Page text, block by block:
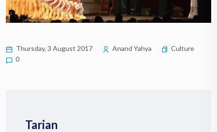
Thursday, 3 August 2017 Anand Yahya
Culture
0
Tarian